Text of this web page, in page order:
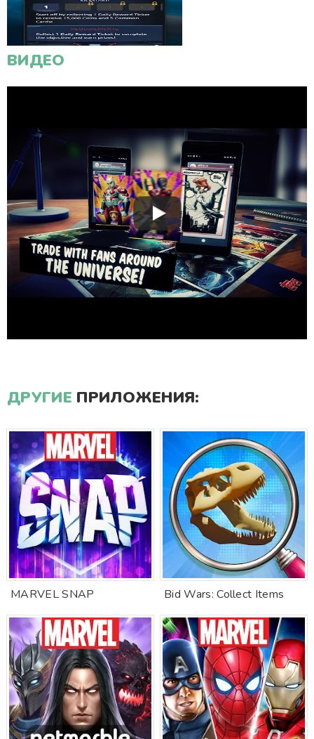
ВИДЕО
ДРУГИЕ ПРИЛОЖЕНИЯ:
MARVEL SNAP Bid Wars: Collect Items